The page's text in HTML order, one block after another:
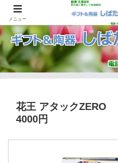
花王 アタックZERO
4000円
メニュー